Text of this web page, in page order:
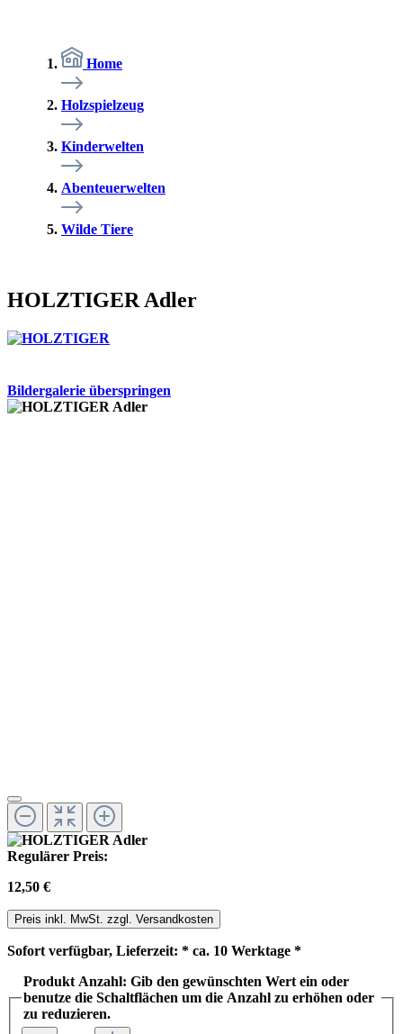
Home
Holzspielzeug
Kinderwelten
Abenteuerwelten
Wilde Tiere
HOLZTIGER Adler
Bildergalerie überspringen
Regulärer Preis:
12,50 €
Preis inkl. MwSt. zzgl. Versandkosten
Sofort verfügbar, Lieferzeit: * ca. 10 Werktage *
Produkt Anzahl: Gib den gewünschten Wert ein oder
benutze die Schaltflächen um die Anzahl zu erhöhen oder
zu reduzieren.